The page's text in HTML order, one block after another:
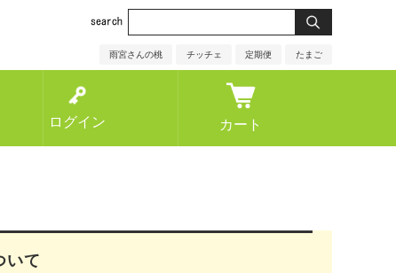
雨宮さんの桃 チッチェ 定期便 たまご
ログイン カート
いて